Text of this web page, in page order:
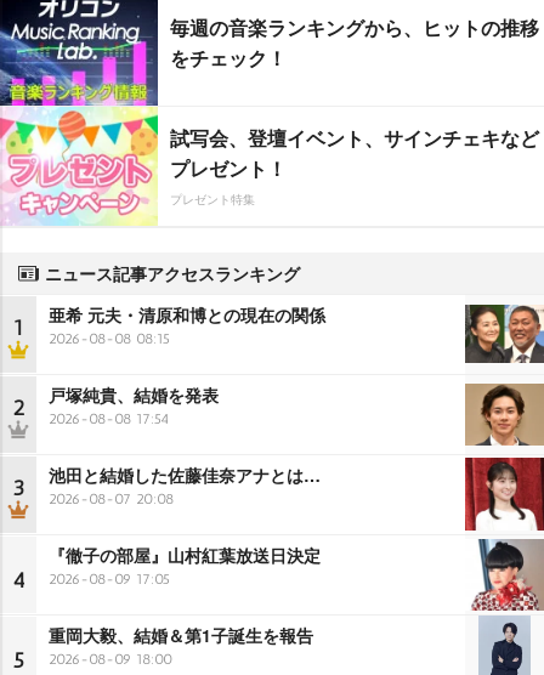
毎週の音楽ランキングから、ヒットの推移
をチェック！
試写会、登壇イベント、サインチェキなど
プレゼント！
プレゼント特集
ニュース記事アクセスランキング
1 亜希 元夫・清原和博との現在の関係
2026-08-08 08:15
2 戸塚純貴、結婚を発表
2026-08-08 17:54
3 池田と結婚した佐藤佳奈アナとは…
2026-08-07 20:08
4
『徹子の部屋』山村紅葉放送日決定
2026-08-09 17:05
5
重岡大毅、結婚＆第1子誕生を報告
2026-08-09 18:00